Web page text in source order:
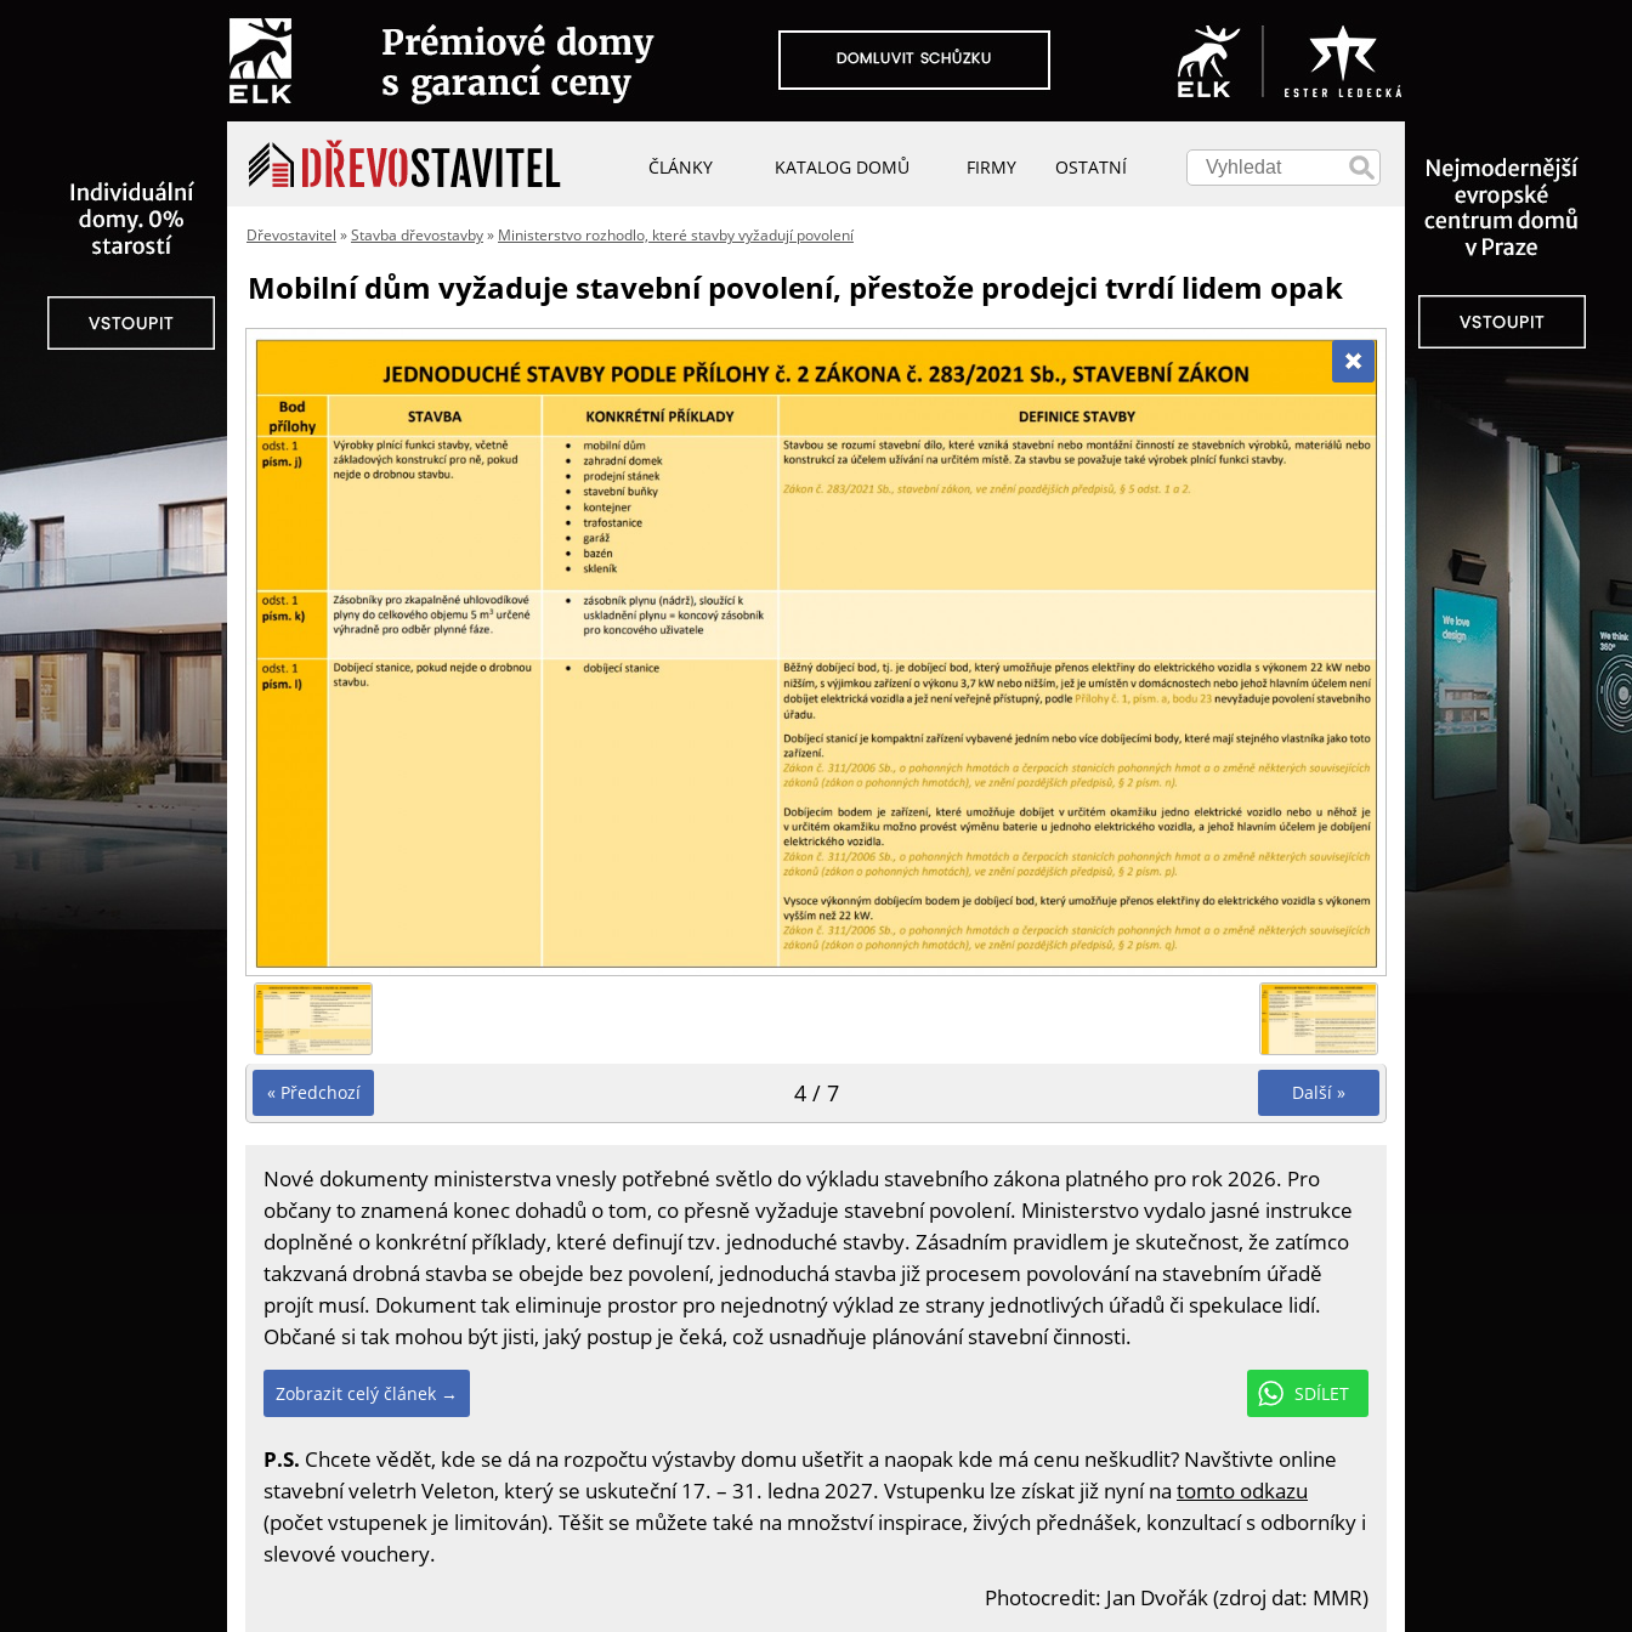
ČLÁNKY KATALOG DOMŮ FIRMY OSTATNÍ
Dřevostavitel »Stavba dřevostavby» Ministerstvo rozhodlo, které stavby vyžadují povolení
Mobilní dům vyžaduje stavební povolení, přestože prodejci tvrdí lidem opak
« Předchozí Další »
4 / 7
Nové dokumenty ministerstva vnesly potřebné světlo do výkladu stavebního zákona platného pro rok 2026. Pro
občany to znamená konec dohadů o tom, co přesně vyžaduje stavební povolení. Ministerstvo vydalo jasné instrukce
doplněné o konkrétní příklady, které definují tzv. jednoduché stavby. Zásadním pravidlem je skutečnost, že zatímco
takzvaná drobná stavba se obejde bez povolení, jednoduchá stavba již procesem povolování na stavebním úřadě
projít musí. Dokument tak eliminuje prostor pro nejednotný výklad ze strany jednotlivých úřadů či spekulace lidí.
Občané si tak mohou být jisti, jaký postup je čeká, což usnadňuje plánování stavební činnosti.
SDÍLET
Zobrazit celý článek →
P.S. Chcete vědět, kde se dá na rozpočtu výstavby domu ušetřit a naopak kde má cenu neškudlit? Navštivte online
stavební veletrh Veleton, který se uskuteční 17. – 31. ledna 2027. Vstupenku lze získat již nyní na tomto odkazu
(počet vstupenek je limitován). Těšit se můžete také na množství inspirace, živých přednášek, konzultací s odborníky i
slevové vouchery.
Photocredit: Jan Dvořák (zdroj dat: MMR)